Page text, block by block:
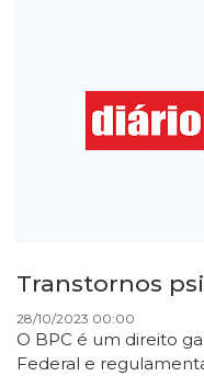
Transtornos
28/10/2023 00:00
O BPC é um direito
Federal e